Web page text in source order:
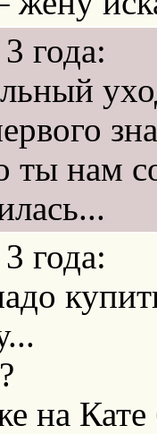
года:
ты нам
года:
на